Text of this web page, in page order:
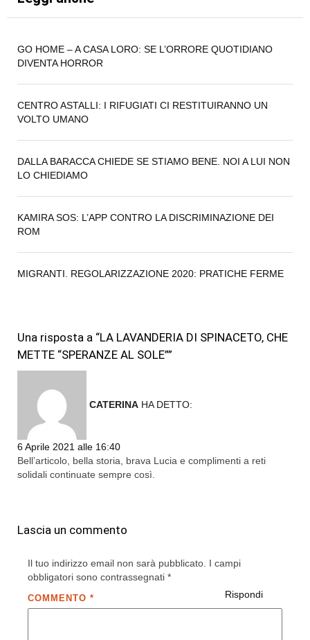
GO HOME – A CASA LORO: SE L’ORRORE QUOTIDIANO
DIVENTA HORROR
CENTRO ASTALLI: I RIFUGIATI CI RESTITUIRANNO UN
VOLTO UMANO
DALLA BARACCA CHIEDE SE STIAMO BENE. NOI A LUI NON
LO CHIEDIAMO
KAMIRA SOS: L’APP CONTRO LA DISCRIMINAZIONE DEI
ROM
MIGRANTI. REGOLARIZZAZIONE 2020: PRATICHE FERME
Una risposta a “LA LAVANDERIA DI SPINACETO, CHE
METTE “SPERANZE AL SOLE””
CATERINA HA DETTO:
6 Aprile 2021 alle 16:40
Bell’articolo, bella storia, brava Lucia e complimenti a reti
solidali continuate sempre così.
Rispondi
Lascia un commento
Il tuo indirizzo email non sarà pubblicato. I campi
obbligatori sono contrassegnati *
COMMENTO *